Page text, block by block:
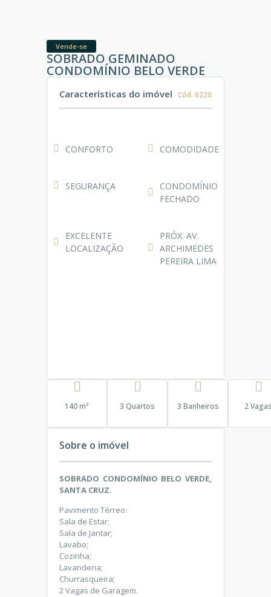
Vende-se
SOBRADO GEMINADO
CONDOMÍNIO BELO VERDE
Características do imóvel Cód. 0220
CONFORTO COMODIDADE
SEGURANÇA
CONDOMÍNIO
FECHADO
EXCELENTE
LOCALIZAÇÃO
PRÓX. AV.
ARCHIMEDES
PEREIRA LIMA
140 m² 3 Quartos 3 Banheiros 2
Sobre o imóvel
SOBRADO CONDOMÍNIO BELO VERDE,
SANTA CRUZ.
Pavimento Térreo:
Sala de Estar;
Sala de Jantar;
Lavabo;
Cozinha;
Lavanderia;
Churrasqueira;
2 Vagas de Garagem.